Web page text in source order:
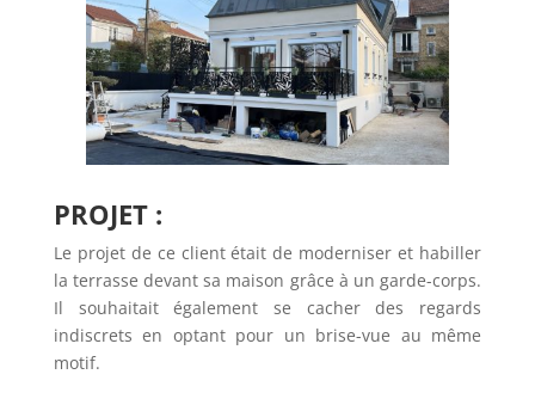
PROJET :
Le projet de ce client était de moderniser et habiller
la terrasse devant sa maison grâce à un garde-corps.
Il souhaitait également se cacher des regards
indiscrets en optant pour un brise-vue au même
motif.